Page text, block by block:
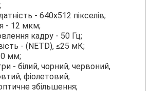
- 640x512 пікселів;
- 12 мкм;
кадру - 50 Гц;
- (NETD), ≤25 мК;
мм;
- білий, чорний, червоний,
фіолетовий;
збільшення;